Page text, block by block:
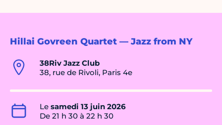
Hillai Govreen Quartet — Jazz from NY
38Riv Jazz Club
38, rue de Rivoli, Paris 4e
Le samedi 13 juin 2026
De 21 h 30 à 22 h 30